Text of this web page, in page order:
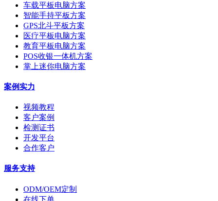
车载平板电脑方案
智能手持平板方案
GPS北斗平板方案
医疗平板电脑方案
教育平板电脑方案
POS收银一体机方案
掌上迷你电脑方案
案例实力
视频教程
客户案例
检测证书
开发平台
合作客户
服务支持
ODM/OEM定制
在线下单